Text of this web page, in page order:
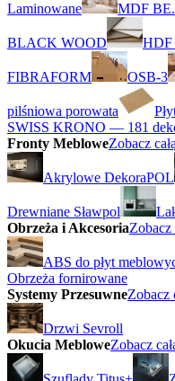
Laminowane MDF
BLACK WOOD HDF
FIBRAFORM OSB-3
pilśniowa porowata
SWISS KRONO — 181
Fronty MebloweZobacz
Akrylowe DekoraPOL
Drewniane Sławpol
Obrzeża i AkcesoriaZobacz
ABS do płyt
Obrzeża fornirowane
Systemy PrzesuwneZobacz
Drzwi Sevroll
Okucia MebloweZobacz